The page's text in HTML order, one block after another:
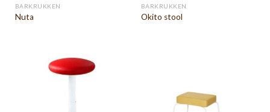
BARKRUKKEN
Nuta
BARKRUKKEN
Okito stool